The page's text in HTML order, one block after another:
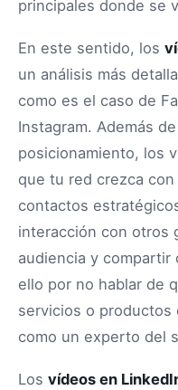
principales donde se
En este sentido, los
un análisis más
como es el caso de
Instagram. Además
posicionamiento, los
que tu red crezca
contactos
interacción con otros
audiencia y compartir
ello por no hablar de
servicios o productos
como un experto del
Los vídeos en